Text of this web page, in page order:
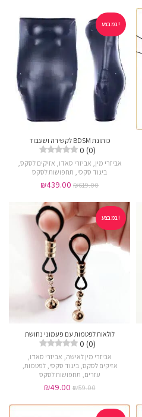
במבצע!
כותונת BDSM לקשירה ושעבוד
0 (0)
אביזרי מין, אביזרי סאדו, אזיקים לסקס,
ביגוד סקסי, תחפושות לסקס
₪619.00
₪439.00
במבצע!
לולאות לפטמות עם פעמוני נחושת
0 (0)
אביזרי מין לאישה, אביזרי סאדו,
אזיקים לסקס,ביגוד סקסי,לפטמות,
עזרים, תחפושות לסקס
₪59.00
₪49.00